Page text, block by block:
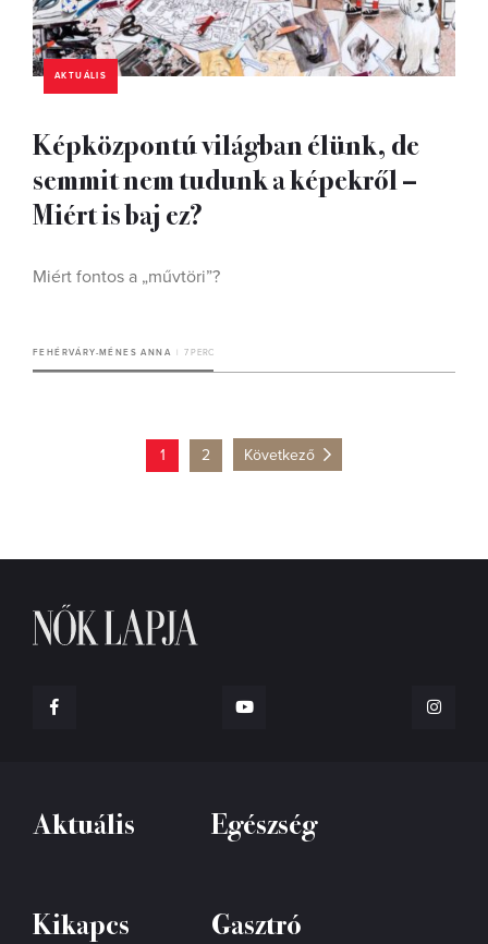
AKTUÁLIS
Képközpontú világban élünk, de
semmit nem tudunk a képekről –
Miért is baj ez?
Miért fontos a „művtöri”?
FEHÉRVÁRY-MÉNES ANNA 7 PERC
1 2 Következő
Aktuális Egészség
Kikapcs Gasztró